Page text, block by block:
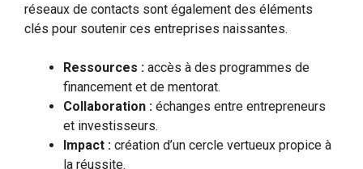
réseaux de contacts sont également des éléments
clés pour soutenir ces entreprises naissantes.
Ressources : accès à des programmes de
financement et de mentorat.
Collaboration : échanges entre entrepreneurs
et investisseurs.
Impact : création d’un cercle vertueux propice à
la réussite.